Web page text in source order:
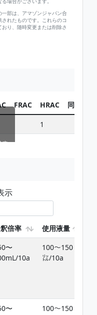
部は、アマゾンジャパン合
れたものです。これらのコ
り、随時変更または削除さ
FRAC HRAC 同じ有
1
す
示
倍率 使用液量
〜
10a
100〜150
㍑/10a
〜
100〜150